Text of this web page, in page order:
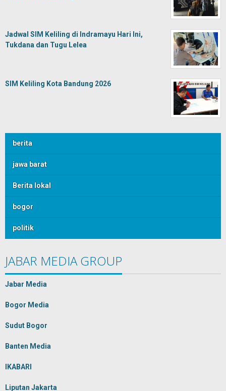
Jadwal SIM Keliling di Indramayu Hari Ini,
Tukdana dan Tugu Lelea
SIM Keliling Kota Bandung 2026
berita
jawa barat
Berita lokal
bogor
politik
JABAR MEDIA GROUP
Jabar Media
Bogor Media
Sudut Bogor
Banten Media
IKABARI
Liputan Jakarta